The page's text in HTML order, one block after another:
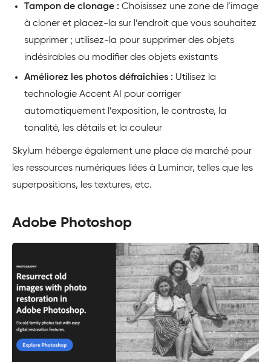
Tampon de clonage : Choisissez une zone de l’image
à cloner et placez-la sur l’endroit que vous souhaitez
supprimer ; utilisez-la pour supprimer des objets
indésirables ou modifier des objets existants
Améliorez les photos défraîchies : Utilisez la
technologie Accent AI pour corriger
automatiquement l’exposition, le contraste, la
tonalité, les détails et la couleur
Skylum héberge également une place de marché pour
les ressources numériques liées à Luminar, telles que les
superpositions, les textures, etc.
Adobe Photoshop